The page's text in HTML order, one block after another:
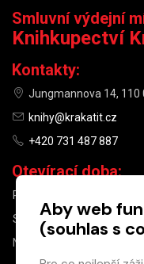
Smluvní výdejní
Knihkupectví
Kontakty:
Jungmannova 14, 110
knihy@krakatit.cz
+420 731 487 887
Otevírací doba:
PO–PÁ
SO
10:00–13:00
NE
Aby web
(souhlas s